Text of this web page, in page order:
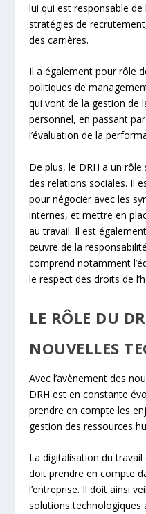
lui qui est responsable
stratégies de
des carrières.
Il a également pour rôle
politiques de
qui vont de la gestion de
personnel, en passant
l’évaluation de la
De plus, le DRH a un
des relations sociales. Il
pour négocier avec les
internes, et mettre en
au travail. Il est
œuvre de la
comprend notamment
le respect des droits de
LE RÔLE DU
NOUVELLES
Avec l’avènement des
DRH est en constante
prendre en compte les
gestion des ressources
La digitalisation du
doit prendre en compte
l’entreprise. Il doit ainsi
solutions technologiques